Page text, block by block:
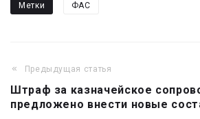
Метки ФАС
Навигация
по
записям
Предыдущая статья
Штраф за казначейское
предложено внести новые